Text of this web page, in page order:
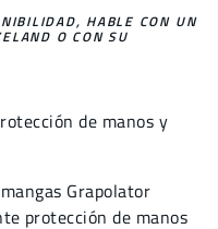
HABLE CON UN
O CON SU
de manos y
Grapolator
protección de manos